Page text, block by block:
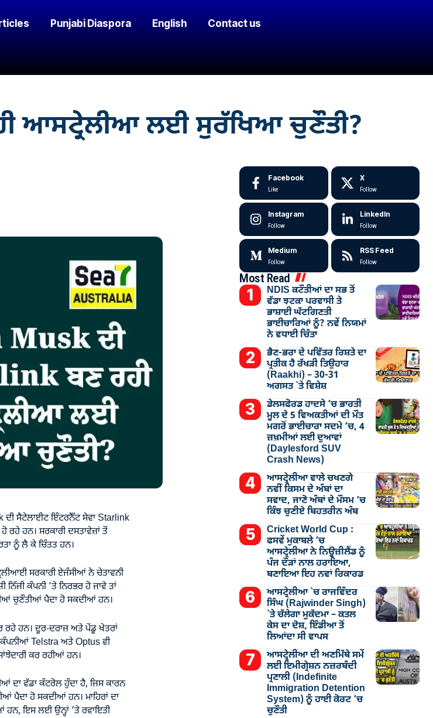
Punjabi Diaspora English Contact us
ਆਸਟ੍ਰੇਲੀਆ ਲਈ ਸੁਰੱਖਿਆ ਚੁਣੌਤੀ?
ਦੀ ਸੈਟੇਲਾਈਟ ਇੰਟਰਨੈੱਟ ਸੇਵਾ Starlink
ਰਹੇ ਹਨ। ਸਰਕਾਰੀ ਦਸਤਾਵੇਜ਼ਾਂ ਤੋਂ
ਨੂੰ ਲੈ ਕੇ ਚਿੰਤਤ ਹਨ।
ਸਰਕਾਰੀ ਏਜੰਸੀਆਂ ਨੇ ਚੇਤਾਵਨੀ
ਕੰਪਨੀ ’ਤੇ ਨਿਰਭਰ ਹੋ ਜਾਵੇ ਤਾਂ
ਚੁਣੌਤੀਆਂ ਪੈਦਾ ਹੋ ਸਕਦੀਆਂ ਹਨ।
ਹਨ। ਦੂਰ-ਦਰਾਜ਼ ਅਤੇ ਪੇਂਡੂ ਖੇਤਰਾਂ
Telstra ਅਤੇ Optus ਵੀ
ਕਰ ਰਹੀਆਂ ਹਨ।
ਦਾ ਵੱਡਾ ਕੰਟਰੋਲ ਹੁੰਦਾ ਹੈ, ਜਿਸ ਕਾਰਨ
ਪੈਦਾ ਹੋ ਸਕਦੀਆਂ ਹਨ। ਮਾਹਿਰਾਂ ਦਾ
ਹਨ, ਇਸ ਲਈ ਉਨ੍ਹਾਂ ’ਤੇ ਰਵਾਇਤੀ
Facebook
Like
X
Follow
Instagram
Follow
LinkedIn
Follow
Medium
Follow
RSS Feed
Follow
Most Read
NDIS ਕਟੌਤੀਆਂ ਦਾ ਸਭ ਤੋਂ
ਵੱਡਾ ਝਟਕਾ ਪਰਵਾਸੀ ਤੇ
ਭਾਸ਼ਾਈ ਘੱਟਗਿਣਤੀ
ਭਾਈਚਾਰਿਆਂ ਨੂੰ? ਨਵੇਂ ਨਿਯਮਾਂ
ਨੇ ਵਧਾਈ ਚਿੰਤਾ
ਭੈਣ-ਭਰਾ ਦੇ ਪਵਿੱਤਰ ਰਿਸ਼ਤੇ ਦਾ
ਪ੍ਰਤੀਕ ਹੈ ਰੱਖੜੀ ਤਿਉਹਾਰ
(Raakhi) – 30-31
ਅਗਸਤ `ਤੇ ਵਿਸ਼ੇਸ਼
ਡੇਲਸਫੋਰਡ ਹਾਦਸੇ ’ਚ ਭਾਰਤੀ
ਮੂਲ ਦੇ 5 ਵਿਅਕਤੀਆਂ ਦੀ ਮੌਤ
ਮਗਰੋਂ ਭਾਈਚਾਰਾ ਸਦਮੇ ’ਚ, 4
ਜ਼ਖ਼ਮੀਆਂ ਲਈ ਦੁਆਵਾਂ
(Daylesford SUV
Crash News)
ਆਸਟ੍ਰੇਲੀਆ ਵਾਲੇ ਚਖਣਗੇ
ਨਵੀਂ ਕਿਸਮ ਦੇ ਅੰਬਾਂ ਦਾ
ਸਵਾਦ, ਜਾਣੋ ਅੰਬਾਂ ਦੇ ਮੌਸਮ ’ਚ
ਕਿੰਝ ਚੁਣੀਏ ਬਿਹਤਰੀਨ ਅੰਬ
Cricket World Cup :
ਫਸਵੇਂ ਮੁਕਾਬਲੇ ’ਚ
ਆਸਟ੍ਰੇਲੀਆ ਨੇ ਨਿਊਜ਼ੀਲੈਂਡ ਨੂੰ
ਪੰਜ ਦੌੜਾਂ ਨਾਲ ਹਰਾਇਆ,
ਬਣਾਇਆ ਇਹ ਨਵਾਂ ਰਿਕਾਰਡ
ਆਸਟ੍ਰੇਲੀਆ `ਚ ਰਾਜਵਿੰਦਰ
ਸਿੰਘ (Rajwinder Singh)
`ਤੇ ਚੱਲੇਗਾ ਮੁੁਕੱਦਮਾ – ਕਤਲ
ਕੇਸ ਦਾ ਦੋਸ਼, ਇੰਡੀਆ ਤੋਂ
ਲਿਆਂਦਾ ਸੀ ਵਾਪਸ
ਆਸਟ੍ਰੇਲੀਆ ਦੀ ਅਣਮਿੱਥੇ ਸਮੇਂ
ਲਈ ਇਮੀਗ੍ਰੇਸ਼ਨ ਨਜ਼ਰਬੰਦੀ
ਪ੍ਰਣਾਲੀ (Indefinite
Immigration Detention
System) ਨੂੰ ਹਾਈ ਕੋਰਟ ’ਚ
ਚੁਣੌਤੀ